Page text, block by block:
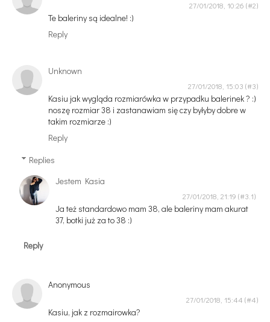
27/01/2018, 10:26
Te baleriny są idealne! :)
Reply
Unknown
27/01/2018, 15:03
Kasiu jak wygląda rozmiarówka w przypadku balerinek ? :)
noszę rozmiar 38 i zastanawiam się czy byłyby dobre w
takim rozmiarze :)
Reply
Replies
Jestem Kasia
27/01/2018, 21:19
Ja też standardowo mam 38, ale baleriny mam akurat
37, botki już za to 38 :)
Reply
Anonymous
27/01/2018, 15:44
Kasiu, jak z rozmairowka?